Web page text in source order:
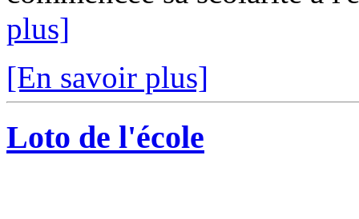
plus]
[En savoir plus]
Loto de l'école